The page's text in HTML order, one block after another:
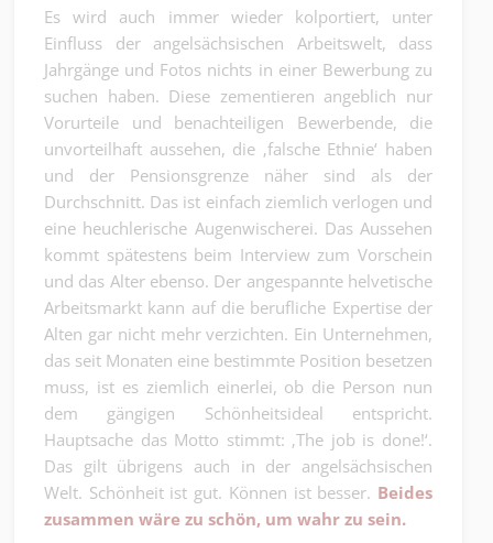
Es wird auch immer wieder kolportiert, unter
Einfluss der angelsächsischen Arbeitswelt, dass
Jahrgänge und Fotos nichts in einer Bewerbung zu
suchen haben. Diese zementieren angeblich nur
Vorurteile und benachteiligen Bewerbende, die
unvorteilhaft aussehen, die ‚falsche Ethnie‘ haben
und der Pensionsgrenze näher sind als der
Durchschnitt. Das ist einfach ziemlich verlogen und
eine heuchlerische Augenwischerei. Das Aussehen
kommt spätestens beim Interview zum Vorschein
und das Alter ebenso. Der angespannte helvetische
Arbeitsmarkt kann auf die berufliche Expertise der
Alten gar nicht mehr verzichten. Ein Unternehmen,
das seit Monaten eine bestimmte Position besetzen
muss, ist es ziemlich einerlei, ob die Person nun
dem gängigen Schönheitsideal entspricht.
Hauptsache das Motto stimmt: ‚The job is done!‘.
Das gilt übrigens auch in der angelsächsischen
Welt. Schönheit ist gut. Können ist besser. Beides
zusammen wäre zu schön, um wahr zu sein.